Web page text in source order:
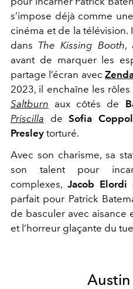
s’impose déjà comme
cinéma et de la télévision.
dans The Kissing Booth,
avant de marquer les
partage l’écran avec
2023, il enchaîne les
Saltburn aux côtés de
Priscilla de Sofia
Presley torturé.
Avec son charisme, sa
son talent pour
complexes, Jacob Elordi
parfait pour Patrick
de basculer avec aisance
et l’horreur glaçante du